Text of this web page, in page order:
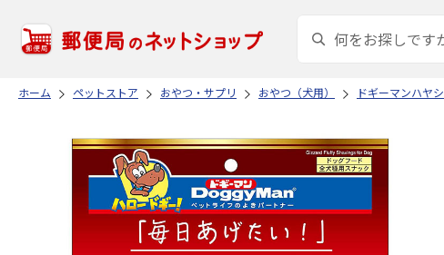
ホーム ペットストア おやつ・サプリ おやつ（犬用） ドギーマンハヤシ